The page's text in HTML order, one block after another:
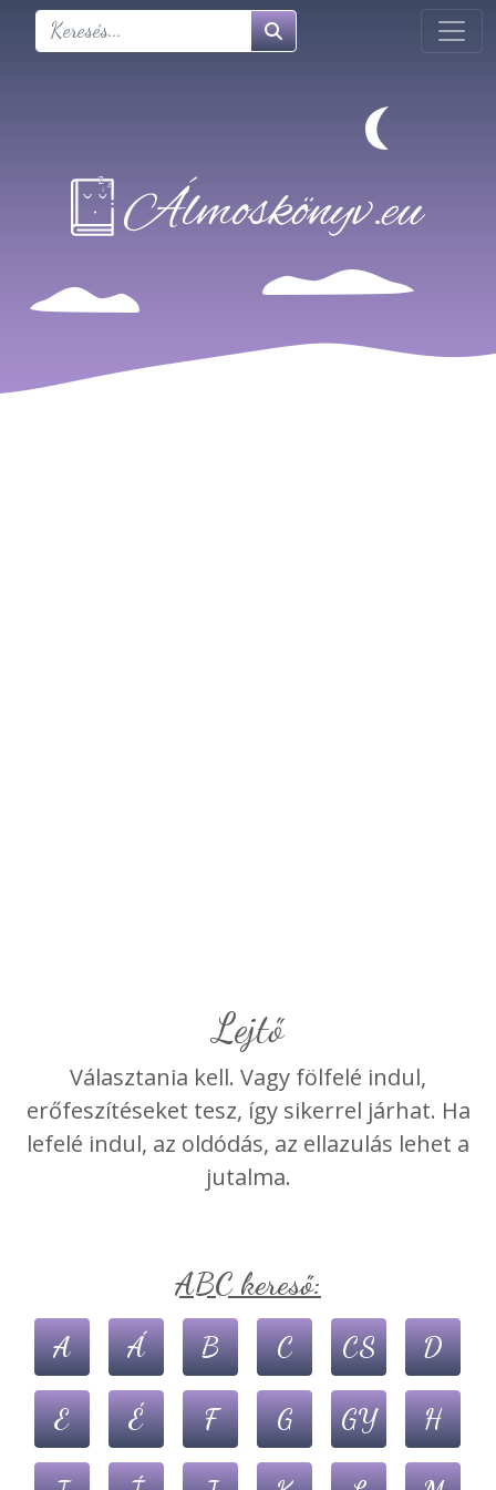
Lejtő
Választania kell. Vagy fölfelé indul,
erőfeszítéseket tesz, így sikerrel járhat. Ha
lefelé indul, az oldódás, az ellazulás lehet a
jutalma.
ABC kereső:
A Á B C CS D
E É F G GY H